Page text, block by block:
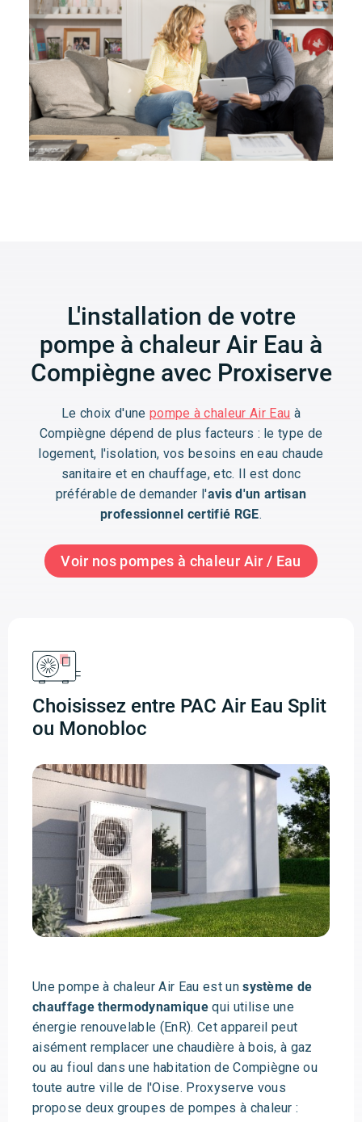
L'installation de votre
pompe à chaleur Air Eau à
Compiègne avec Proxiserve
Le choix d'une pompe à chaleur Air Eau à
Compiègne dépend de plus facteurs : le type de
logement, l'isolation, vos besoins en eau chaude
sanitaire et en chauffage, etc. Il est donc
préférable de demander l'avis d'un artisan
professionnel certifié RGE.
Voir nos pompes à chaleur Air / Eau
Choisissez entre PAC Air Eau Split
ou Monobloc
Une pompe à chaleur Air Eau est unsystème de
chauffage thermodynamique qui utilise une
énergie renouvelable (EnR). Cet appareil peut
aisément remplacer une chaudière à bois, à gaz
ou au fioul dans une habitation de Compiègne ou
toute autre ville de l'Oise. Proxyserve vous
propose deux groupes de pompes à chaleur :